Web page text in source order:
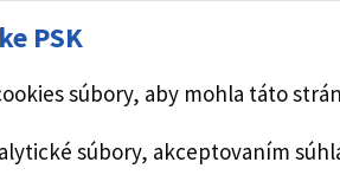
PSK
súbory, aby mohla táto
súbory, akceptovaním